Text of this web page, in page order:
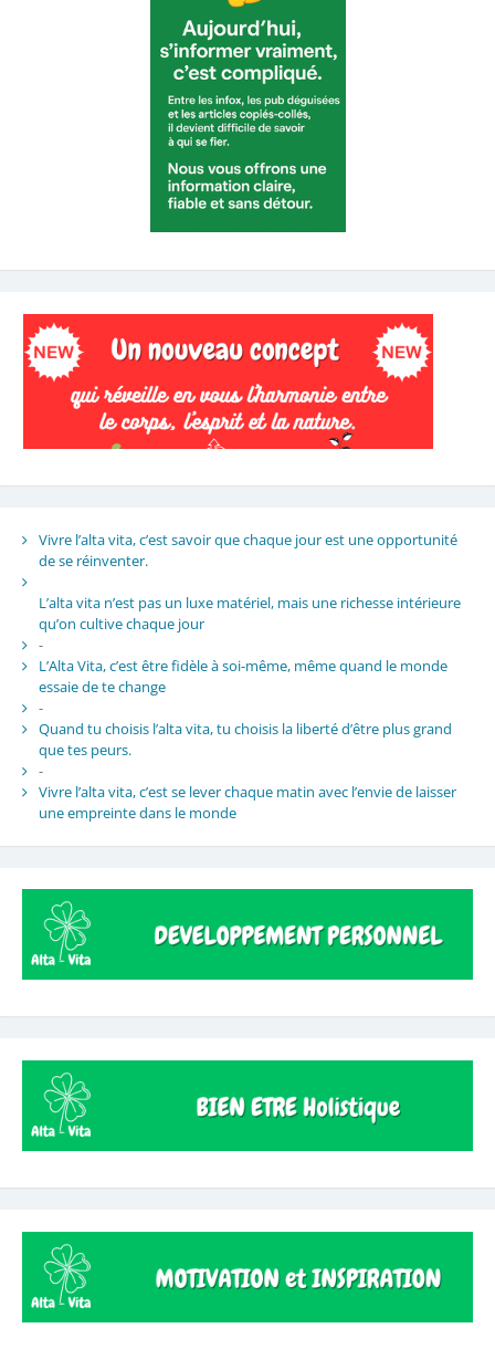
Vivre l’alta vita, c’est savoir que chaque jour est une opportunité
de se réinventer.
L’alta vita n’est pas un luxe matériel, mais une richesse intérieure
qu’on cultive chaque jour
-
L’Alta Vita, c’est être fidèle à soi-même, même quand le monde
essaie de te change
-
Quand tu choisis l’alta vita, tu choisis la liberté d’être plus grand
que tes peurs.
-
Vivre l’alta vita, c’est se lever chaque matin avec l’envie de laisser
une empreinte dans le monde